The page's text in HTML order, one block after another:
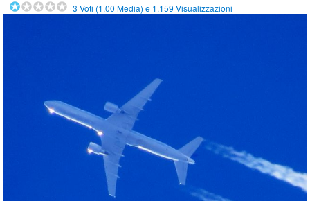
3 Voti (1.00 Media) e 1.159 Visualizzazioni